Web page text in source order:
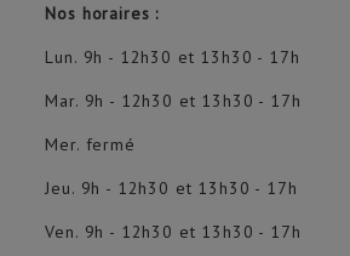
Nos horaires :
Lun. 9h - 12h30 et 13h30 - 17h
Mar. 9h - 12h30 et 13h30 - 17h
Mer. fermé
Jeu. 9h - 12h30 et 13h30 - 17h
Ven. 9h - 12h30 et 13h30 - 17h